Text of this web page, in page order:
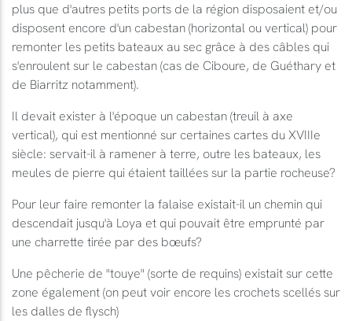
plus que d'autres petits ports de la région disposaient et/ou
disposent encore d'un cabestan (horizontal ou vertical) pour
remonter les petits bateaux au sec grâce à des câbles qui
s'enroulent sur le cabestan (cas de Ciboure, de Guéthary et
de Biarritz notamment).
Il devait exister à l'époque un cabestan (treuil à axe
vertical), qui est mentionné sur certaines cartes du XVIIIe
siècle: servait-il à ramener à terre, outre les bateaux, les
meules de pierre qui étaient taillées sur la partie rocheuse?
Pour leur faire remonter la falaise existait-il un chemin qui
descendait jusqu'à Loya et qui pouvait être emprunté par
une charrette tirée par des bœufs?
Une pêcherie de "touye" (sorte de requins) existait sur cette
zone également (on peut voir encore les crochets scellés sur
les dalles de flysch)